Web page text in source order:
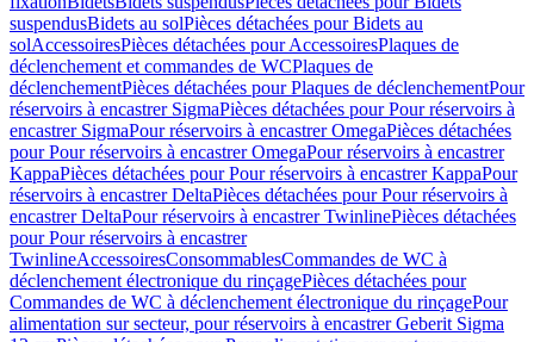
suspendusBidets au solPièces détachées pour Bidets au
solAccessoiresPièces détachées pour AccessoiresPlaques de
déclenchement et commandes de WCPlaques de
déclenchementPièces détachées pour Plaques de déclenchementPour
réservoirs à encastrer SigmaPièces détachées pour Pour réservoirs à
encastrer SigmaPour réservoirs à encastrer OmegaPièces détachées
pour Pour réservoirs à encastrer OmegaPour réservoirs à encastrer
KappaPièces détachées pour Pour réservoirs à encastrer KappaPour
réservoirs à encastrer DeltaPièces détachées pour Pour réservoirs à
encastrer DeltaPour réservoirs à encastrer TwinlinePièces détachées
pour Pour réservoirs à encastrer
TwinlineAccessoiresConsommablesCommandes de WC à
déclenchement électronique du rinçagePièces détachées pour
Commandes de WC à déclenchement électronique du rinçagePour
alimentation sur secteur, pour réservoirs à encastrer Geberit Sigma